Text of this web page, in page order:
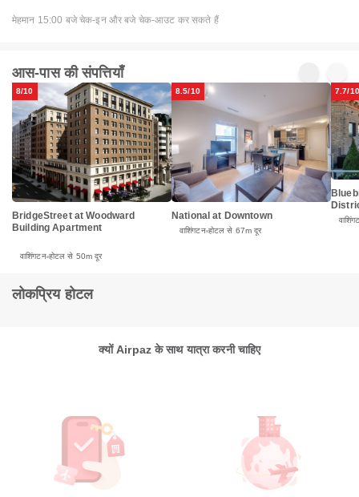
मेहमान 15:00 बजे चेक-इन और बजे चेक-आउट कर सकते हैं
आस-पास की संपत्तियाँ
8/10
BridgeStreet at Woodward
Building Apartment
वाशिंगटन होटल से 50m दूर
8.5/10
National at Downtown
वाशिंगटन होटल से 67m दूर
7.7/10
लोकप्रिय होटल
क्यों Airpaz के साथ यात्रा करनी चाहिए